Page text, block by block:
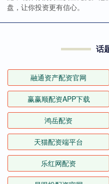
盘，让你投资更有信心。
话
融通资产配资官网
赢赢顺配资APP下载
鸿岳配资
天猫配资端平台
乐红网配资